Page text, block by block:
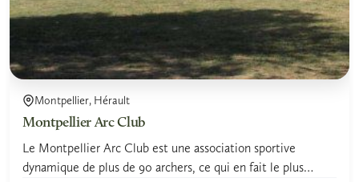
Montpellier, Hérault
Montpellier Arc Club
Le Montpellier Arc Club est une association sportive
dynamique de plus de 90 archers, ce qui en fait le plus